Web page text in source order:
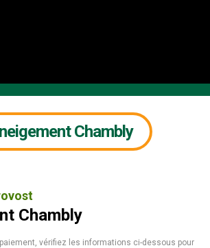
Chambly
Chambly
vérifiez les informations ci-dessous pour